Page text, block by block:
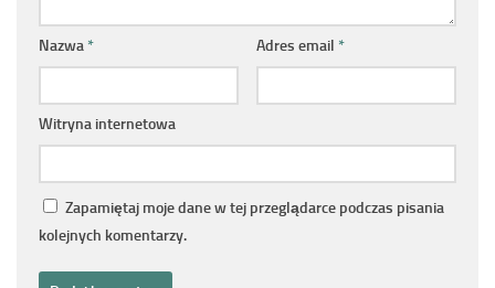
Nazwa * Adres email *
Witryna internetowa
Zapamiętaj moje dane w tej przeglądarce podczas pisania
kolejnych komentarzy.